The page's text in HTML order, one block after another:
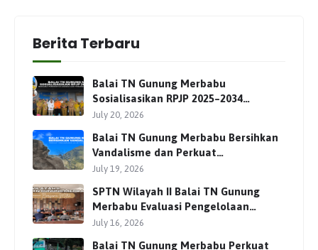
Berita Terbaru
Balai TN Gunung Merbabu
Sosialisasikan RPJP 2025–2034
Bersama Para Pemangku
July 20, 2026
Balai TN Gunung Merbabu Bersihkan
Vandalisme dan Perkuat
Pengamanan Jalur Pendakian
July 19, 2026
SPTN Wilayah II Balai TN Gunung
Merbabu Evaluasi Pengelolaan
Wisata Pendakian Bersama Mitra
July 16, 2026
Balai TN Gunung Merbabu Perkuat